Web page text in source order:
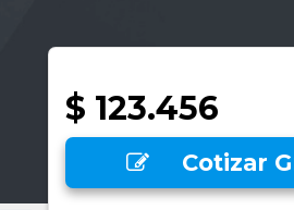
$ 123.456
Cotizar